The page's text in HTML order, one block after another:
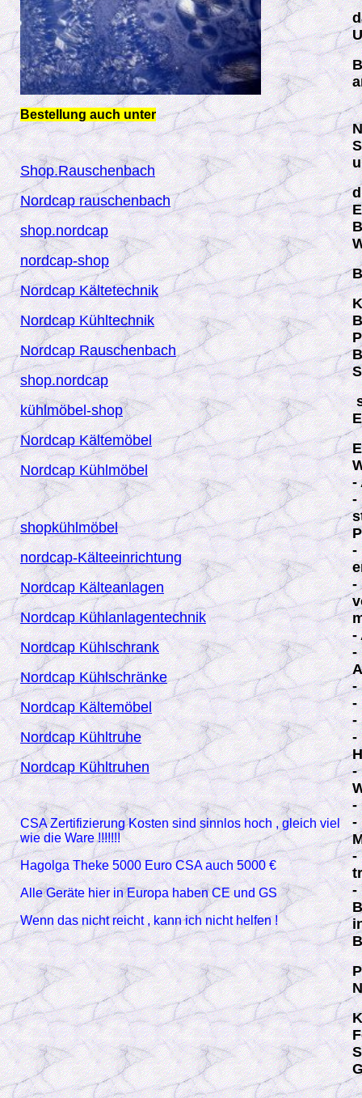
Bestellung auch unter
Shop.Rauschenbach
Nordcap rauschenbach
shop.nordcap
nordcap-shop
Nordcap Kältetechnik
Nordcap Kühltechnik
Nordcap Rauschenbach
shop.nordcap
kühlmöbel-shop
Nordcap Kältemöbel
Nordcap Kühlmöbel
shopkühlmöbel
nordcap-Kälteeinrichtung
Nordcap Kälteanlagen
Nordcap Kühlanlagentechnik
Nordcap Kühlschrank
Nordcap Kühlschränke
Nordcap Kältemöbel
Nordcap Kühltruhe
Nordcap Kühltruhen
CSA Zertifizierung Kosten sind sinnlos hoch , gleich viel
wie die Ware !!!!!!!
Hagolga Theke 5000 Euro CSA auch 5000 €
Alle Geräte hier in Europa haben CE und GS
Wenn das nicht reicht , kann ich nicht helfen !
-
-
-
-
-
-
-
-
-
-
-
-
-
-
-